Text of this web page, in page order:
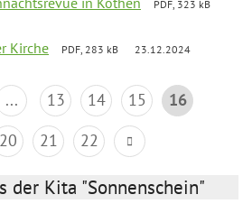
PDF, 323 kB
Kirche PDF, 283 kB 23.12.2024
... 13 14 15
16
20 21 22
der Kita "Sonnenschein"